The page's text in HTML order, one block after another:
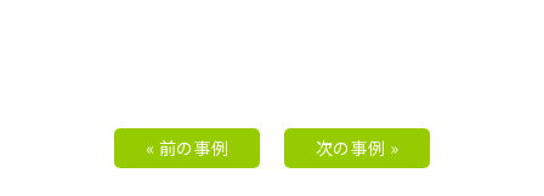
« 前の事例 次の事例 »